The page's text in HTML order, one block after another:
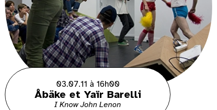
03.07.11 à 16h00
Åbäke et Yaïr Barelli
I Know John Lenon